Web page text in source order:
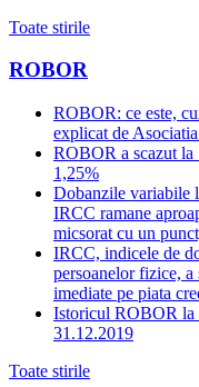
Toate stirile
ROBOR
ROBOR: ce este,
explicat de
ROBOR a scazut la
1,25%
Dobanzile variabile
IRCC ramane
micsorat cu un
IRCC, indicele de
persoanelor fizice, a
imediate pe piata
Istoricul ROBOR la
31.12.2019
Toate stirile